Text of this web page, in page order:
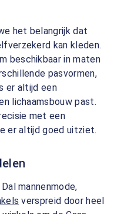
het belangrijk dat
kan kleden.
beschikbaar in maten
pasvormen,
er altijd een
lichaamsbouw past.
met een
er altijd goed uitziet.
mannenmode,
verspreid door heel